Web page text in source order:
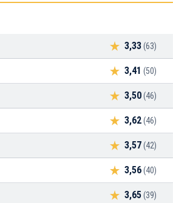
3,33(63)
3,41 (50)
3,50(46)
3,62(46)
3,57(42)
3,56(40)
3,65(39)